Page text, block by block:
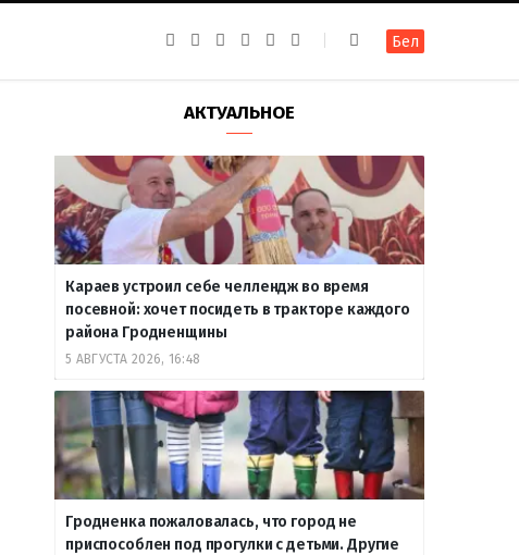
k
a
g
a
m
g
r
a
m
u
b
т
е
Бел
АКТУАЛЬНОЕ
Караев устроил себе челлендж во время
посевной: хочет посидеть в тракторе каждого
района Гродненщины
5 АВГУСТА 2026, 16:48
Гродненка пожаловалась, что город не
приспособлен под прогулки с детьми. Другие